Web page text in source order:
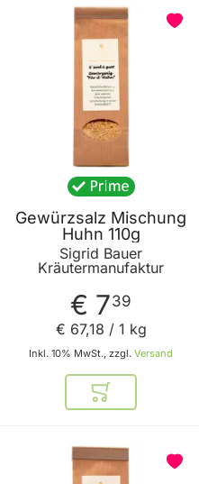
Gewürzsalz Mischung
Huhn 110g
Sigrid Bauer
Kräutermanufaktur
€ 739
Inkl. 10% MwSt., zzgl. Versand
€ 67,18 / 1 kg
In den Warenkorb